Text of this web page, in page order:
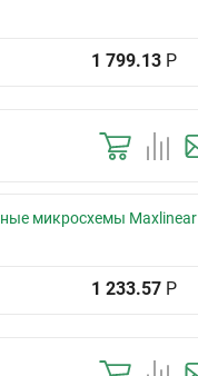
1 799.13 Р
микросхемы Maxlinear
1 233.57 Р